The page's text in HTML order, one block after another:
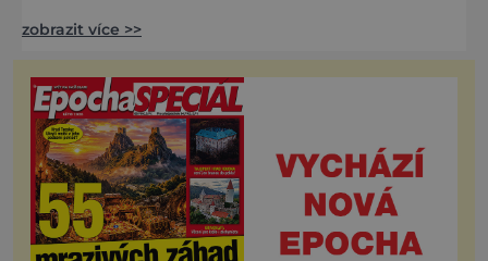
už od roku 1999 navštívit nevšední Muzeum
historických motocyklů. Nabízí přes padesát
unikátních strojů, ale také historická jízdní
kola a samostatné motocyklové motory.
Návštěvníky možná překvapí třeba jediný
světově dochovaný motocykl hor
zobrazit více >>